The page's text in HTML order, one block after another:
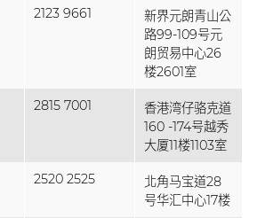
2123 9661
新界元朗青山公
路99-109号元
朗贸易中心26
楼2601室
2815 7001
香港湾仔骆克道
160 -174号越秀
大厦11楼1103室
2520 2525
北角马宝道28
号华汇中心17楼